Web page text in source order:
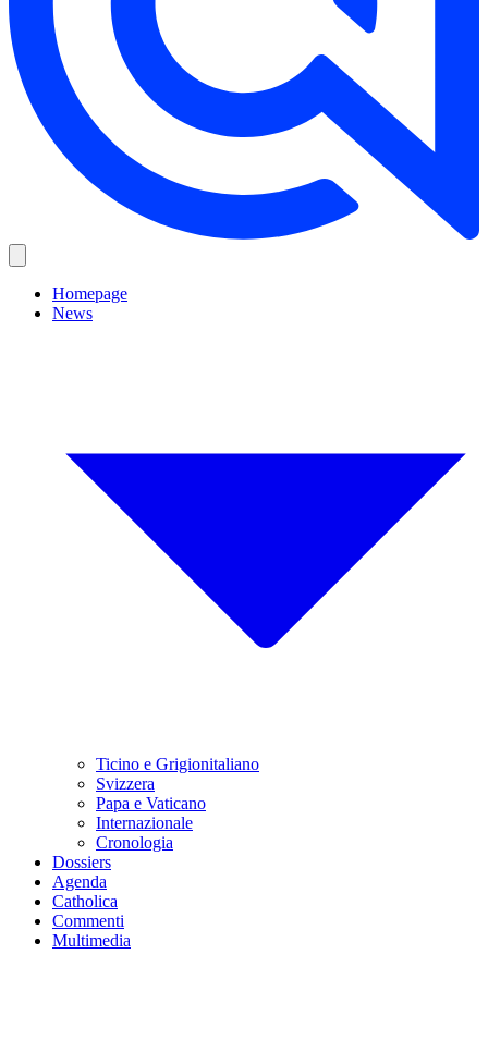
Homepage
News
Ticino e Grigionitaliano
Svizzera
Papa e Vaticano
Internazionale
Cronologia
Dossiers
Agenda
Catholica
Commenti
Multimedia